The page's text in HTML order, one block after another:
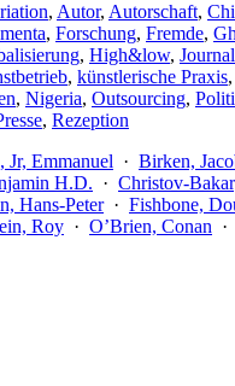
, Autor, Autorschaft,
, Forschung, Fremde,
, High&low,
, künstlerische Praxis,
, Nigeria, Outsourcing,
, Rezeption
Jr, Emmanuel · Birken,
H.D. · Christov-
Hans-Peter· Fishbone,
Roy · O’Brien, Conan ·